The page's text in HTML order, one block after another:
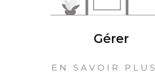
Gérer
EN SAVOIR PLUS